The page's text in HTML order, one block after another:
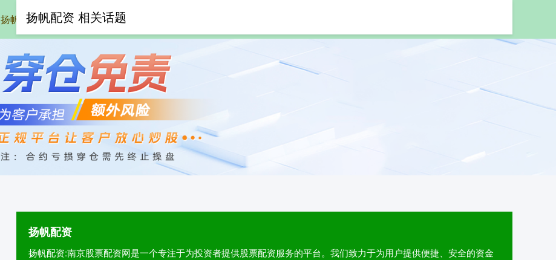
扬帆配资 在线配资网
扬帆配资
扬帆配资:南京股票配资网是一个专注于为投资者提供股票配资服务的平台。我们致力于为用户提供便捷、安全的资金
扬帆配资 相关话题